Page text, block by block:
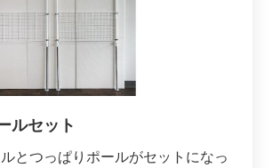
ルセット
とつっぱりポールがセットになっ